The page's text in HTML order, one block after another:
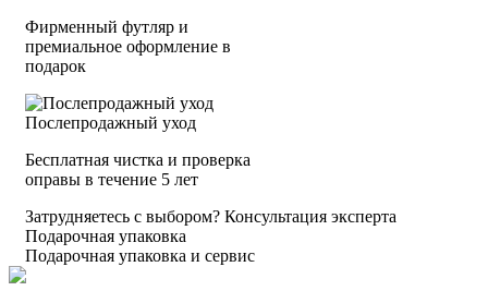
Фирменный футляр и
премиальное оформление в
подарок
Послепродажный уход
Бесплатная чистка и проверка
оправы в течение 5 лет
Затрудняетесь с выбором? Консультация эксперта
Подарочная упаковка
Подарочная упаковка и сервис